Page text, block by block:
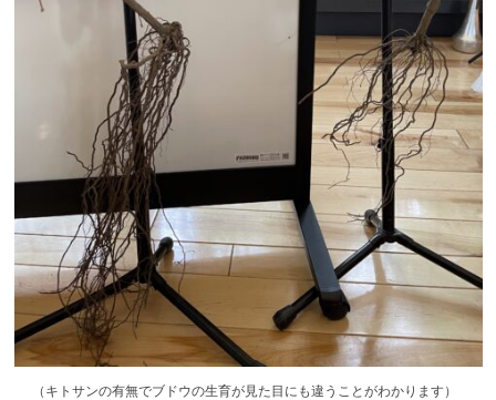
（ キトサンの有無でブドウの生育が見た目にも違うことがわかります）